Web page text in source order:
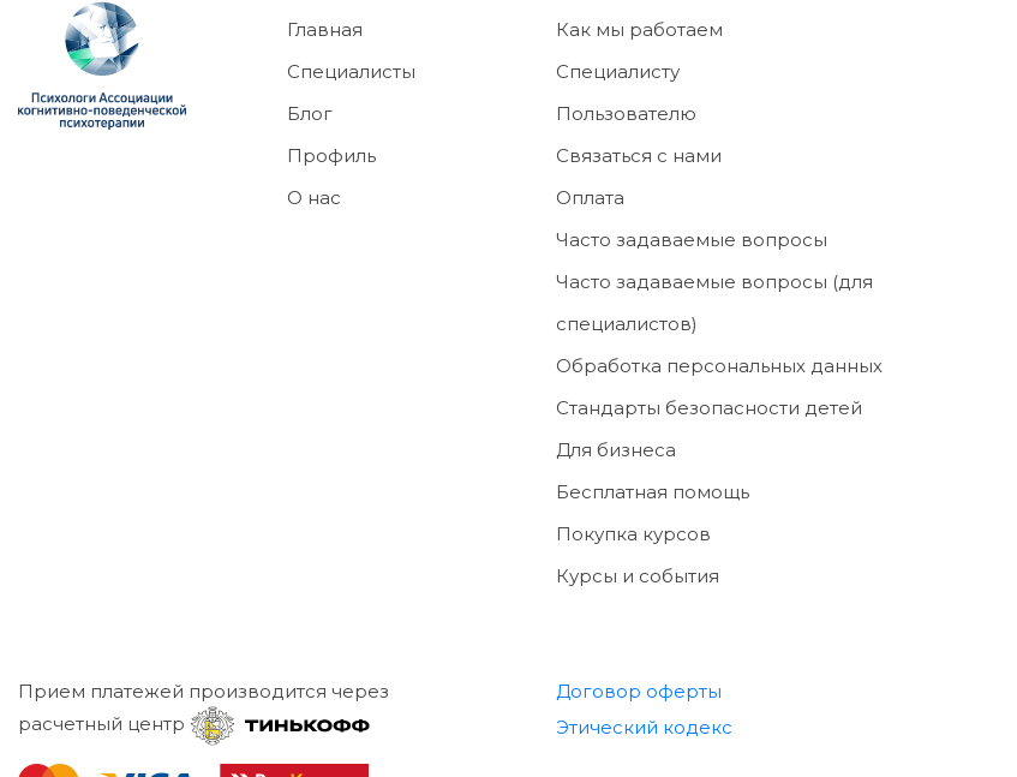
Главная
Специалисты
Блог
Профиль
О нас
Как мы работаем
Специалисту
Пользователю
Связаться с нами
Оплата
Часто задаваемые вопросы
Часто задаваемые вопросы (для
специалистов)
Обработка персональных данных
Стандарты безопасности детей
Для бизнеса
Бесплатная помощь
Покупка курсов
Курсы и события
Прием платежей производится через
расчетный центр
Договор оферты
Этический кодекс